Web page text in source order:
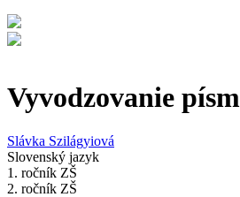
Vyvodzovanie
Slávka Szilágyiová
Slovenský jazyk
1. ročník ZŠ
2. ročník ZŠ